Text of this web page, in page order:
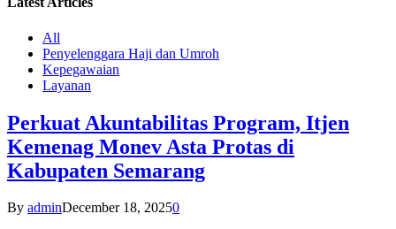
All
Penyelenggara Haji dan Umroh
Kepegawaian
Layanan
Perkuat Akuntabilitas Program, Itjen
Kemenag Monev Asta Protas di
Kabupaten Semarang
By adminDecember 18, 20250